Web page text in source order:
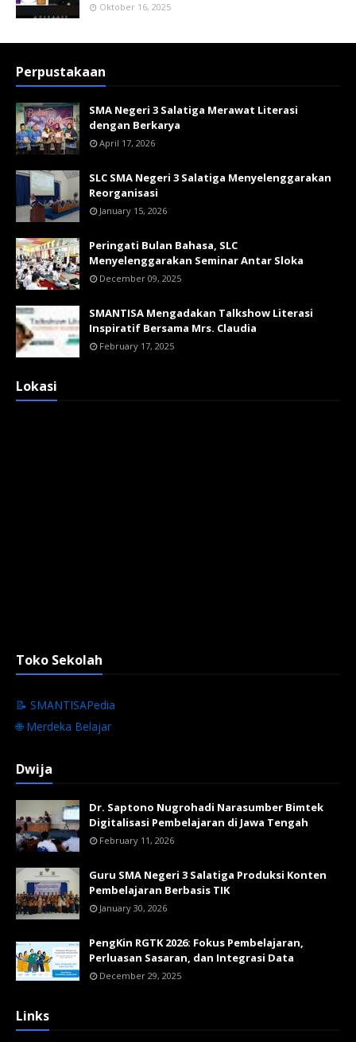
Oktober 16, 2025
Perpustakaan
SMA Negeri 3 Salatiga Merawat Literasi
dengan Berkarya
April 17, 2026
SLC SMA Negeri 3 Salatiga Menyelenggarakan
Reorganisasi
January 15, 2026
Peringati Bulan Bahasa, SLC
Menyelenggarakan Seminar Antar Sloka
December 09, 2025
SMANTISA Mengadakan Talkshow Literasi
Inspiratif Bersama Mrs. Claudia
February 17, 2025
Lokasi
Toko Sekolah
📝 SMANTISAPedia
🌐 Merdeka Belajar
Dwija
Dr. Saptono Nugrohadi Narasumber Bimtek
Digitalisasi Pembelajaran di Jawa Tengah
February 11, 2026
Guru SMA Negeri 3 Salatiga Produksi Konten
Pembelajaran Berbasis TIK
January 30, 2026
PengKin RGTK 2026: Fokus Pembelajaran,
Perluasan Sasaran, dan Integrasi Data
December 29, 2025
Links